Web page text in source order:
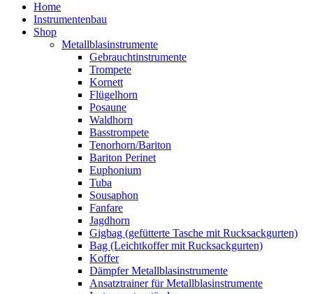
Home
Instrumentenbau
Shop
Metallblasinstrumente
Gebrauchtinstrumente
Trompete
Kornett
Flügelhorn
Posaune
Waldhorn
Basstrompete
Tenorhorn/Bariton
Bariton Perinet
Euphonium
Tuba
Sousaphon
Fanfare
Jagdhorn
Gigbag (gefütterte Tasche mit Rucksackgurten)
Bag (Leichtkoffer mit Rucksackgurten)
Koffer
Dämpfer Metallblasinstrumente
Ansatztrainer für Metallblasinstrumente